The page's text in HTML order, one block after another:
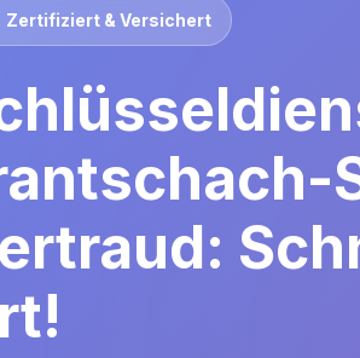
Zertifiziert & Versichert